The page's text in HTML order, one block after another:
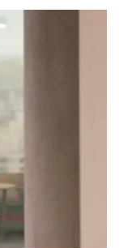
pozicijas
tinklo
ir solidarumo